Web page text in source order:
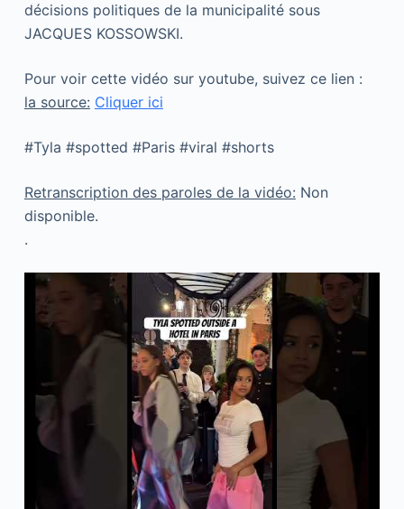
décisions politiques de la municipalité sous
JACQUES KOSSOWSKI.
Pour voir cette vidéo sur youtube, suivez ce lien :
la source: Cliquer ici
#Tyla #spotted #Paris #viral #shorts
Retranscription des paroles de la vidéo: Non
disponible.
.